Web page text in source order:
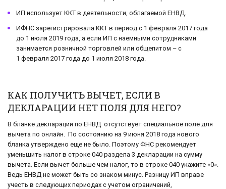
ИП использует ККТ в деятельности, облагаемой ЕНВД.
ИФНС зарегистрировала ККТ в период с 1 февраля 2017 года
до 1 июля 2019 года, а если ИП с наемными сотрудниками
занимается розничной торговлей или общепитом – с
1 февраля 2017 года до 1 июля 2018 года.
КАК ПОЛУЧИТЬ ВЫЧЕТ, ЕСЛИ В
ДЕКЛАРАЦИИ НЕТ ПОЛЯ ДЛЯ НЕГО?
В бланке декларации по ЕНВД отсутствует специальное поле для
вычета по онлайн. По состоянию на 9 июня 2018 года нового
бланка утверждено еще не было. Поэтому ФНС рекомендует
уменьшить налог в строке 040 раздела 3 декларации на сумму
вычета. Если вычет больше чем налог, то в строке 040 укажите «0».
Ведь ЕНВД не может быть со знаком минус. Разницу ИП вправе
учесть в следующих периодах с учетом ограничений,